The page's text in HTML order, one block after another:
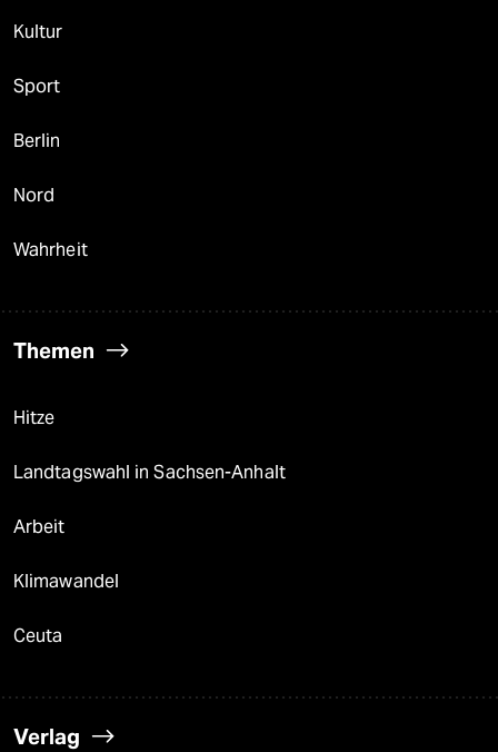
Kultur
Sport
Berlin
Nord
Wahrheit
Themen
Hitze
Landtagswahl in Sachsen-Anhalt
Arbeit
Klimawandel
Ceuta
Verlag